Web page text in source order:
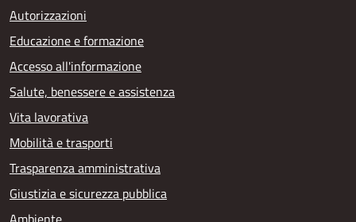
Autorizzazioni
Educazione e formazione
Accesso all'informazione
Salute, benessere e assistenza
Vita lavorativa
Mobilità e trasporti
Trasparenza amministrativa
Giustizia e sicurezza pubblica